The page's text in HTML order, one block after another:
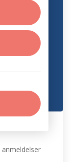
anmeldelser